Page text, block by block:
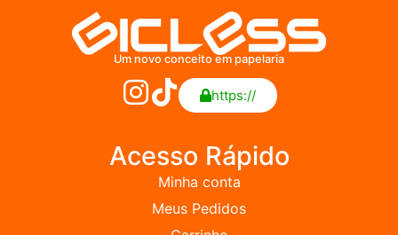
Um novo conceito em papelaria
https://
Acesso Rápido
Minha conta
Meus Pedidos